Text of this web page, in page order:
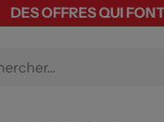
DES OFFRES QUI